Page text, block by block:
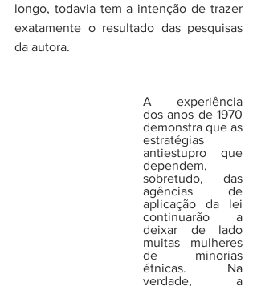
longo, todavia tem a intenção de trazer
exatamente o resultado das pesquisas
da autora.
A experiência
dos anos de 1970
demonstra que as
estratégias
antiestupro que
dependem,
sobretudo, das
agências de
aplicação da lei
continuarão a
deixar de lado
muitas mulheres
de minorias
étnicas. Na
verdade, a